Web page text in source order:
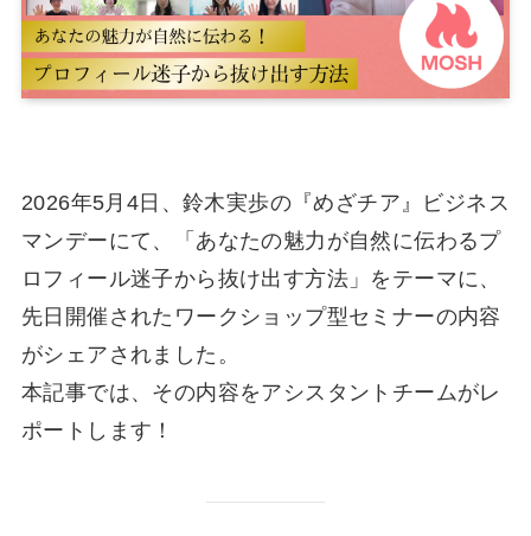
2026年5月4日、鈴木実歩の『めざチア』ビジネス
マンデーにて、「あなたの魅力が自然に伝わるプ
ロフィール迷子から抜け出す方法」をテーマに、
先日開催されたワークショップ型セミナーの内容
がシェアされました。
本記事では、その内容をアシスタントチームがレ
ポートします！